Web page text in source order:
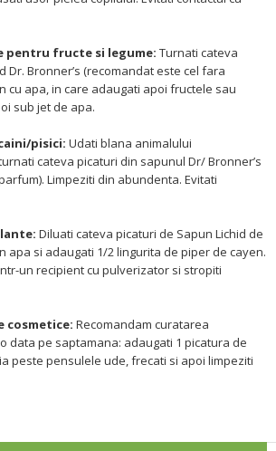
pentru fructe si legume: Turnati cateva
Dr. Bronner’s (recomandat este cel fara
cu apa, in care adaugati apoi fructele sau
sub jet de apa.
pisici: Udati blana animalului
cateva picaturi din sapunul Dr/ Bronner’s
Limpeziti din abundenta. Evitati
Diluati cateva picaturi de Sapun Lichid de
apa si adaugati 1/2 lingurita de piper de cayen.
un recipient cu pulverizator si stropiti
cosmetice: Recomandam curatarea
data pe saptamana: adaugati 1 picatura de
peste pensulele ude, frecati si apoi limpeziti